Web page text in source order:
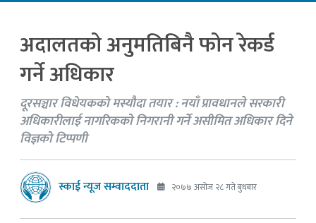
अदालतको अनुमतिबिनै फोन रेकर्ड
गर्ने अधिकार
दूरसञ्चार विधेयकको मस्यौदा तयार : नयाँ प्रावधानले सरकारी
अधिकारीलाई नागरिकको निगरानी गर्ने असीमित अधिकार दिने
विज्ञको टिप्पणी
स्काई न्यूज सम्वाददाता २०७७ असोज २८ गते बुधबार